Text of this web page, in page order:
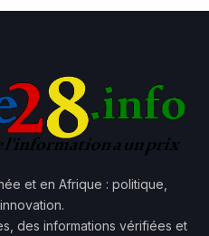
et en Afrique : politique,
des informations vérifiées et